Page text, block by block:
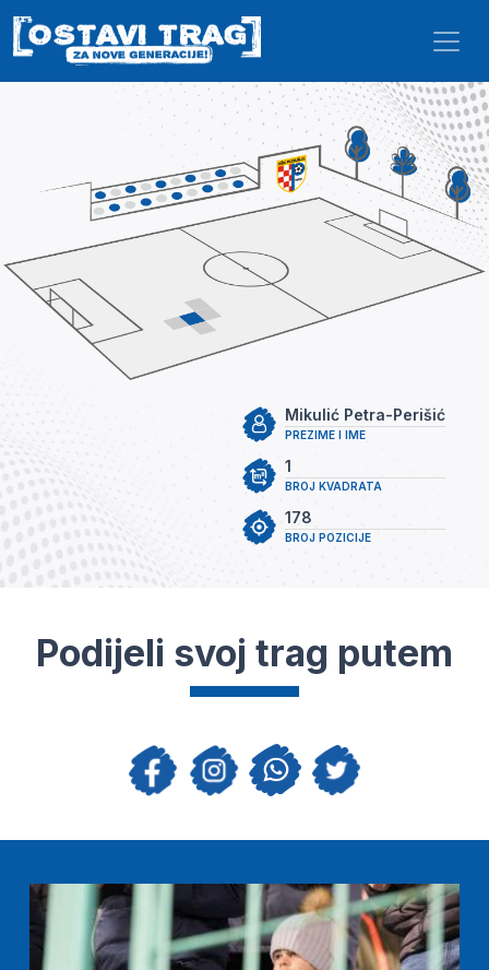
Skip to main content
PREZIME I IME
Mikulić Petra-Perišić
BROJ KVADRATA
1
BROJ POZICIJE
178
Podijeli svoj trag putem